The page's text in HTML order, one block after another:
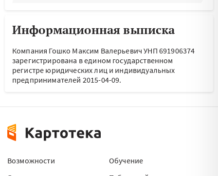
Информационная выписка
Компания Гошко Максим Валерьевич УНП 691906374
зарегистрирована в едином государственном
регистре юридических лиц и индивидуальных
предпринимателей 2015-04-09.
Возможности
Обучение